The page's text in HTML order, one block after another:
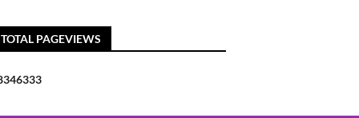
TOTAL PAGEVIEWS
346333